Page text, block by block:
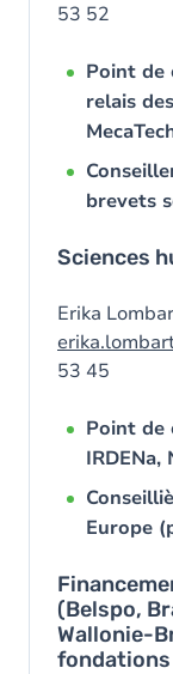
53 52
Point de
relais
brevets
Sciences
Erika
53 45
Point de
IRDENa,
Europe
(Belspo,
Wallonie-
fondations